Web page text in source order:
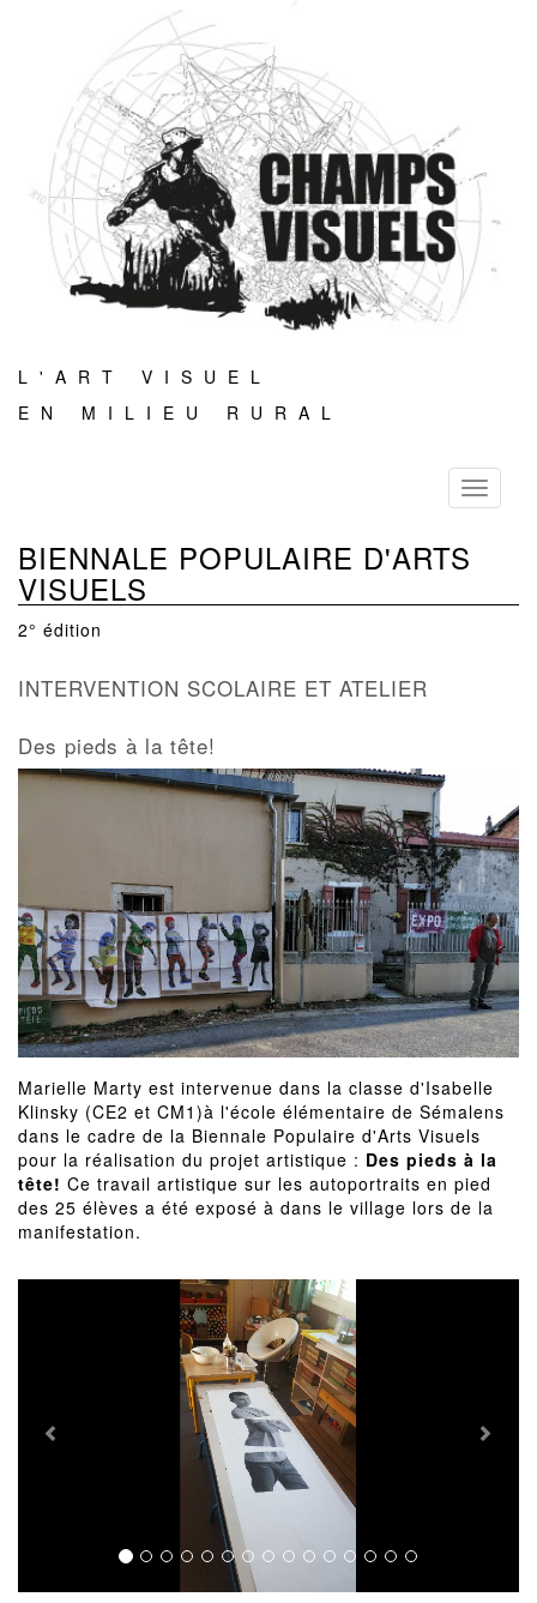
L'ART VISUEL
EN MILIEU RURAL
Toggle
BIENNALE POPULAIRE D'ARTS
VISUELS
2° édition
INTERVENTION SCOLAIRE ET ATELIER
Des pieds à la tête!
Marielle Marty est intervenue dans la classe d'Isabelle
Klinsky (CE2 et CM1)à l'école élémentaire de Sémalens
dans le cadre de la Biennale Populaire d'Arts Visuels
pour la réalisation du projet artistique : Des pieds à la
tête! Ce travail artistique sur les autoportraits en pied
des 25 élèves a été exposé à dans le village lors de la
manifestation.